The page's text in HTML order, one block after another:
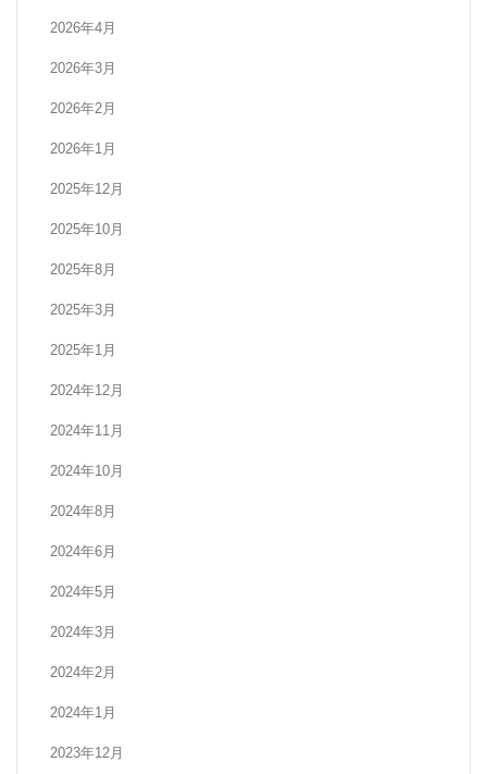
2026年4月
2026年3月
2026年2月
2026年1月
2025年12月
2025年10月
2025年8月
2025年3月
2025年1月
2024年12月
2024年11月
2024年10月
2024年8月
2024年6月
2024年5月
2024年3月
2024年2月
2024年1月
2023年12月